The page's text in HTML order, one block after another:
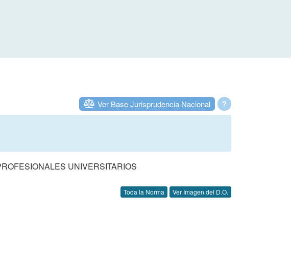
?
Ver Base Jurisprudencia Nacional
UNIVERSITARIOS
Toda la Norma Ver Imagen del D.O.